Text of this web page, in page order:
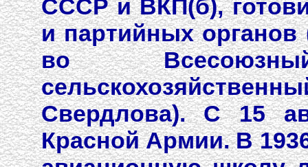
СССР и ВКП(б),
и партийных органов
во Всесоюзный
Свердлова). С 15
Красной Армии. В